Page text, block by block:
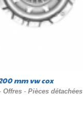
mm vw cox
Offres- Pièces détachées